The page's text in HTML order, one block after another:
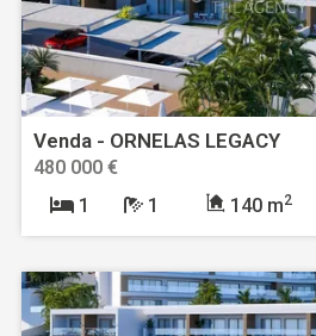
Venda - ORNELAS LEGACY
480 000 €
1
1 140 m2